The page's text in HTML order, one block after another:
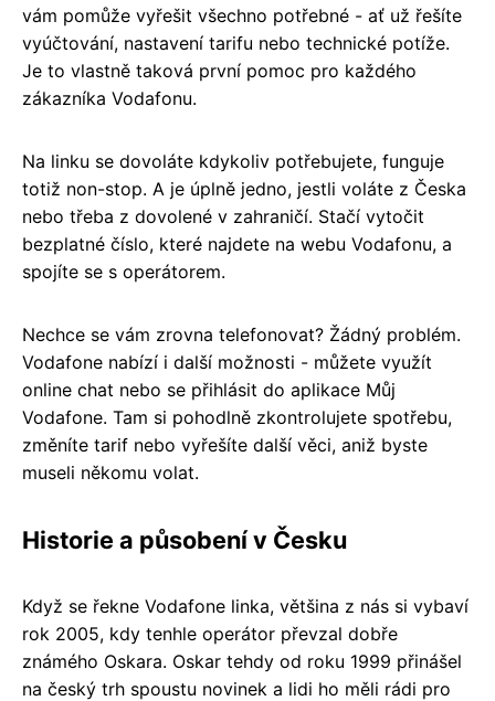
vám pomůže vyřešit všechno potřebné - ať už řešíte
vyúčtování, nastavení tarifu nebo technické potíže.
Je to vlastně taková první pomoc pro každého
zákazníka Vodafonu.
Na linku se dovoláte kdykoliv potřebujete, funguje
totiž non-stop. A je úplně jedno, jestli voláte z Česka
nebo třeba z dovolené v zahraničí. Stačí vytočit
bezplatné číslo, které najdete na webu Vodafonu, a
spojíte se s operátorem.
Nechce se vám zrovna telefonovat? Žádný problém.
Vodafone nabízí i další možnosti - můžete využít
online chat nebo se přihlásit do aplikace Můj
Vodafone. Tam si pohodlně zkontrolujete spotřebu,
změníte tarif nebo vyřešíte další věci, aniž byste
museli někomu volat.
Historie a působení v Česku
Když se řekne Vodafone linka, většina z nás si vybaví
rok 2005, kdy tenhle operátor převzal dobře
známého Oskara. Oskar tehdy od roku 1999 přinášel
na český trh spoustu novinek a lidi ho měli rádi pro